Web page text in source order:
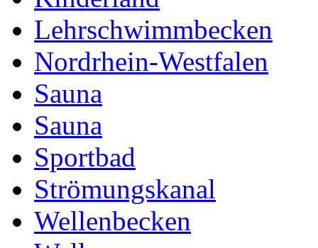
Lehrschwimmbecken
Nordrhein-Westfalen
Sauna
Sauna
Sportbad
Strömungskanal
Wellenbecken